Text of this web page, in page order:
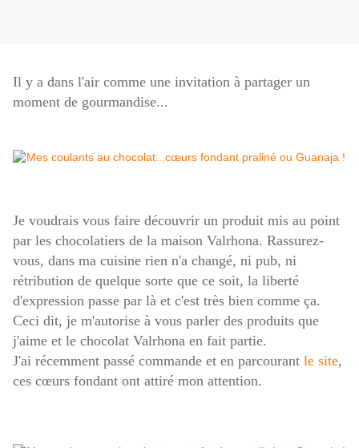
Il y a dans l'air comme une invitation à partager un
moment de gourmandise...
Je voudrais vous faire découvrir un produit mis au point
par les chocolatiers de la maison Valrhona. Rassurez-
vous, dans ma cuisine rien n'a changé, ni pub, ni
rétribution de quelque sorte que ce soit, la liberté
d'expression passe par là et c'est très bien comme ça.
Ceci dit, je m'autorise à vous parler des produits que
j'aime et le chocolat Valrhona en fait partie.
J'ai récemment passé commande et en parcourant le site,
ces cœurs fondant ont attiré mon attention.